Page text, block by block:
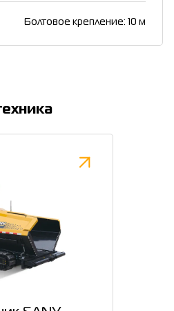
Болтовое крепление: 10 м